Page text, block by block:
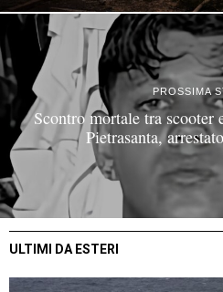
PROSSIMA
Scontro mortale tra scooter
Pietrasanta,
ULTIMI DA ESTERI